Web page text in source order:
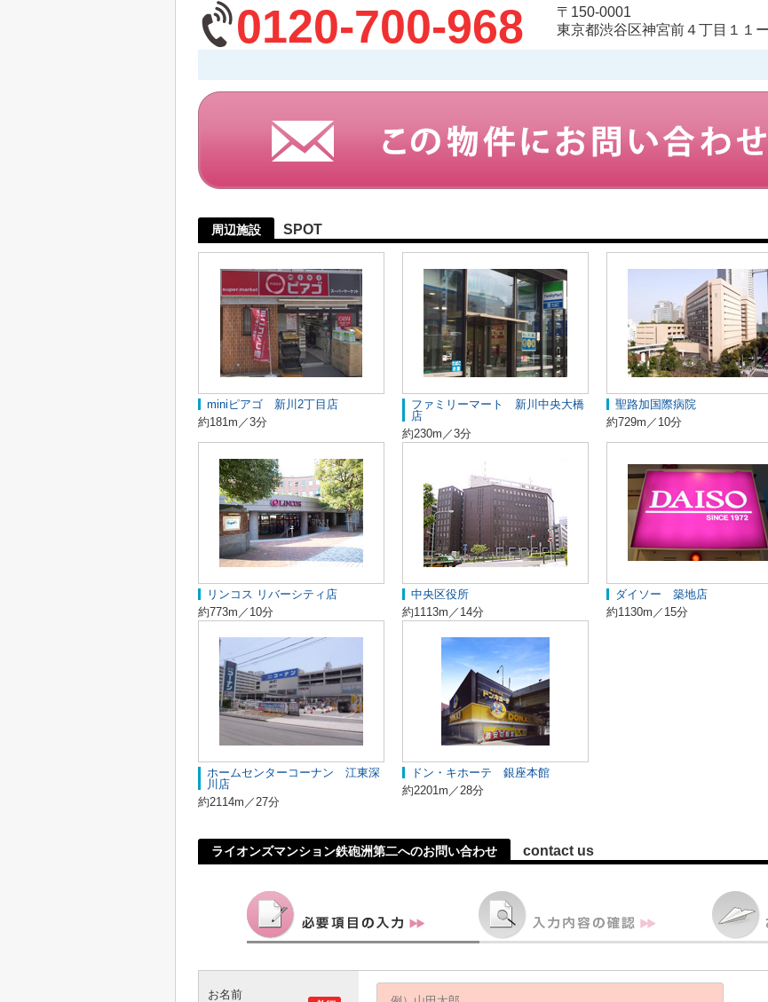
0120-700-968
〒150-0001
東京都渋谷区神宮前４丁目１１
周辺施設 SPOT
miniピアゴ 新川2丁目店
約181m／3分
ファミリーマート 新川中央大橋
店
約230m／3分
聖路加国際病院
約729m／10分
リンコス リバーシティ店
約773m／10分
中央区役所
約1113m／14分
ダイソー 築地店
約1130m／15分
ホームセンターコーナン 江東深
川店
約2114m／27分
ドン・キホーテ 銀座本館
約2201m／28分
ライオンズマンション鉄砲洲第二へのお問い合わせ contact us
お名前